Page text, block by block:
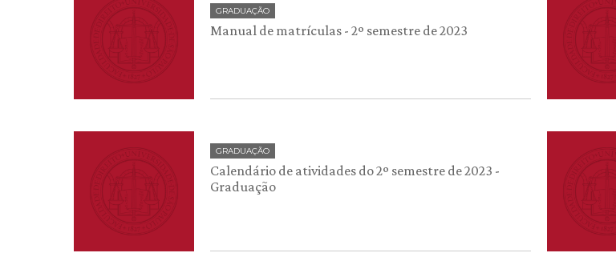
GRADUAÇÃO
Manual de matrículas - 2º semestre de 2023
GRADUAÇÃO
Calendário de atividades do 2º semestre de 2023 -
Graduação